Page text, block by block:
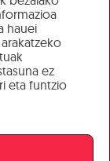
hauei
ez
eta funtzio